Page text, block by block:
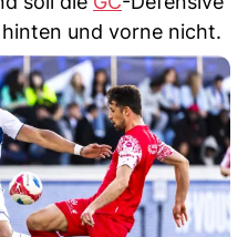
und vorne nicht.